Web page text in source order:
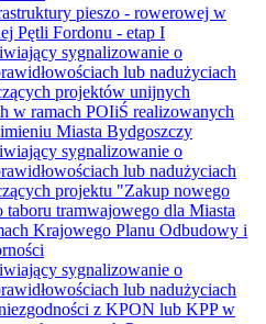
pieszo - rowerowej w
Pętli Fordonu - etap I
sygnalizowanie o
lub nadużyciach
projektów unijnych
w ramach POIiŚ realizowanych
Miasta Bydgoszczy
sygnalizowanie o
lub nadużyciach
projektu "Zakup nowego
taboru tramwajowego dla Miasta
Krajowego Planu Odbudowy i
sygnalizowanie o
lub nadużyciach
z KPON lub KPP w